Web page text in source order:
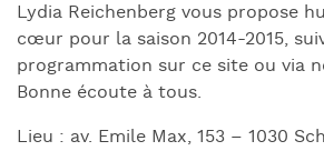
Lydia Reichenberg vous propose
cœur pour la saison 2014-2015,
programmation sur ce site ou via
Bonne écoute à tous.
Lieu : av. Emile Max, 153 – 1030